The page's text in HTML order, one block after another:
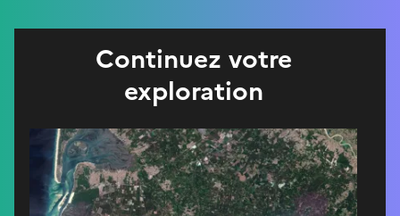
Continuez votre
exploration